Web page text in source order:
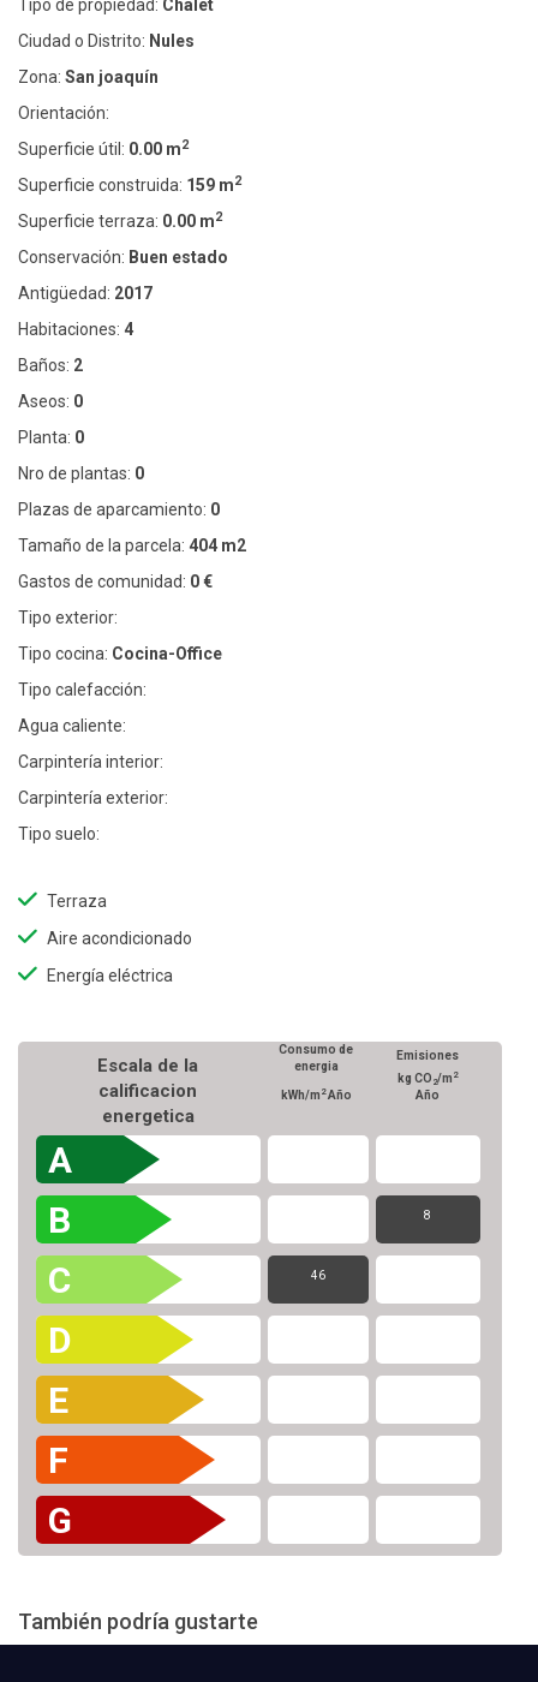
Tipo de propiedad: Chalet
Ciudad o Distrito: Nules
Zona: San joaquín
Orientación:
Superficie útil: 0.00 m2
Superficie construida: 159 m2
Superficie terraza: 0.00 m2
Conservación: Buen estado
Antigüedad: 2017
Habitaciones: 4
Baños: 2
Aseos: 0
Planta: 0
Nro de plantas: 0
Plazas de aparcamiento: 0
Tamaño de la parcela: 404 m2
Gastos de comunidad: 0 €
Tipo exterior:
Tipo cocina: Cocina-Office
Tipo calefacción:
Agua caliente:
Carpintería interior:
Carpintería exterior:
Tipo suelo:
Terraza
Aire acondicionado
Energía eléctrica
Escala de la
calificacion
energetica
Consumo de
energia
kWh/m 2Año
Emisiones
kg CO 2/m 2
Año
A
B
8
C 46
D
E
F
G
También podría gustarte